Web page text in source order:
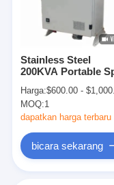
Stainless Steel
200KVA Portable
Mikrokontroler
Harga:$600.00 -
MOQ:1
dapatkan harga terbaru
bicara sekarang